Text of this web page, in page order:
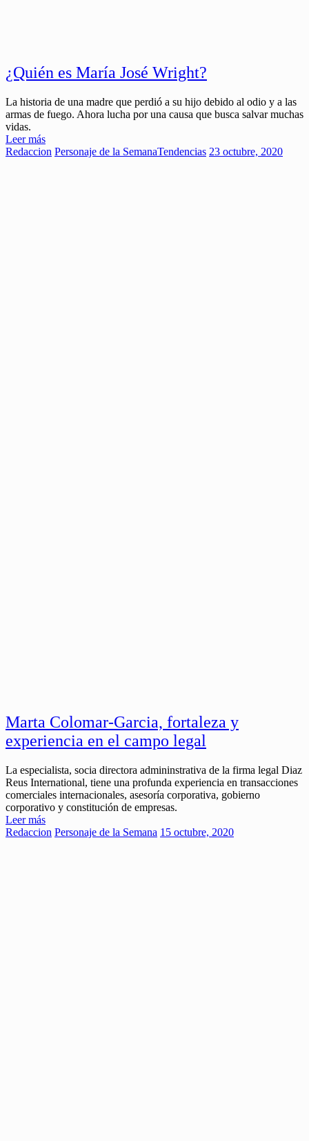
¿Quién es María José Wright?
La historia de una madre que perdió a su hijo debido al odio y a las
armas de fuego. Ahora lucha por una causa que busca salvar muchas
vidas.
Leer más
Redaccion Personaje de la SemanaTendencias 23 octubre, 2020
Marta Colomar-Garcia, fortaleza y
experiencia en el campo legal
La especialista, socia directora admininstrativa de la firma legal Diaz
Reus International, tiene una profunda experiencia en transacciones
comerciales internacionales, asesoría corporativa, gobierno
corporativo y constitución de empresas.
Leer más
Redaccion Personaje de la Semana 15 octubre, 2020